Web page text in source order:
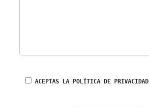
ACEPTAS LA POLÍTICA DE PRIVACIDAD